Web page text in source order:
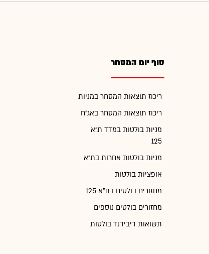
סוף יום המסחר
ריכוז תוצאות המסחר במניות
ריכוז תוצאות המסחר באג"ח
מניות בולטות במדד ת"א
125
מניות בולטות אחרות בת"א
אופציות בולטות
מחזורים בולטים בת"א 125
מחזורים בולטים נוספים
תשואות דיבידנד בולטות